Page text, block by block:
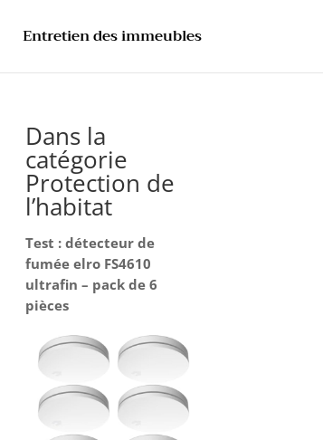
Entretien des immeubles
Dans la
catégorie
Protection de
l’habitat
Test : détecteur de
fumée elro FS4610
ultrafin – pack de 6
pièces